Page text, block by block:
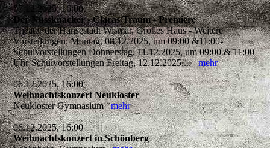
07.12.2025, 16:00
Der Nussknacker - Claras Traum - Premiere
Theater der Hansestadt Wismar, Großes Haus - Weitere
Vorstellungen: Montag, 08.12.2025, um 09:00 &11:00-
Schulvorstellungen Donnerstag, 11.12.2025, um 09:00 & 11:00
Uhr-Schulvorstellungen Freitag, 12.12.2025,...mehr
06.12.2025, 16:00
Weihnachtskonzert Neukloster
Neukloster Gymnasiummehr
06.12.2025, 16:00
Weihnachtskonzert in Schönberg